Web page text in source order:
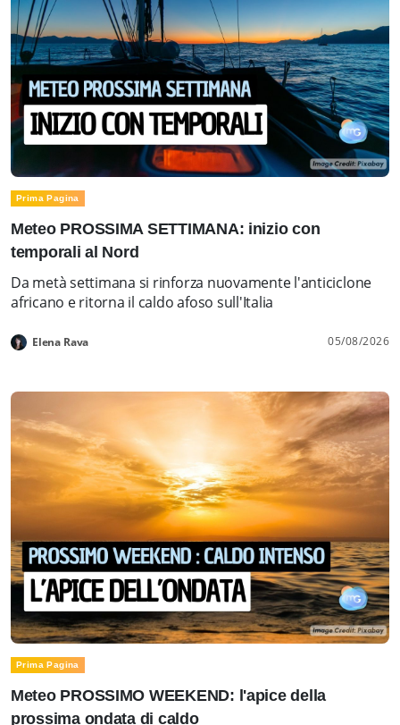
Prima Pagina
Meteo PROSSIMA SETTIMANA: inizio con
temporali al Nord
Da metà settimana si rinforza nuovamente l'anticiclone
africano e ritorna il caldo afoso sull'Italia
Elena Rava 05/08/2026
Prima Pagina
Meteo PROSSIMO WEEKEND: l'apice della
prossima ondata di caldo